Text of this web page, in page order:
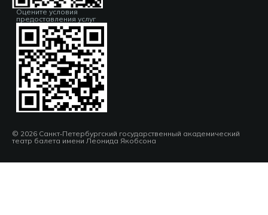
Оцените условия
предоставления услуг
© 2026 Санкт‑Петербургский государственный академический
театр балета имени Леонида Якобсона